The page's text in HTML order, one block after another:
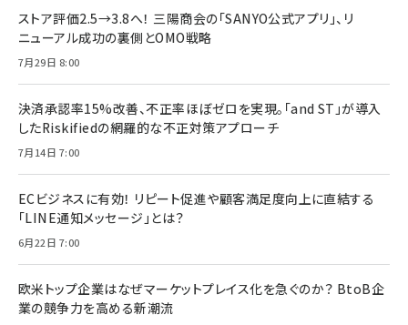
ストア評価2.5→3.8へ！ 三陽商会の「SANYO公式アプリ」、リ
ニューアル成功の裏側とOMO戦略
7月29日 8:00
決済承認率15%改善、不正率ほぼゼロを実現。「and ST」が導入
したRiskifiedの網羅的な不正対策アプローチ
7月14日 7:00
ECビジネスに有効！ リピート促進や顧客満足度向上に直結する
「LINE通知メッセージ」とは？
6月22日 7:00
欧米トップ企業はなぜマーケットプレイス化を急ぐのか？ BtoB企
業の競争力を高める新潮流